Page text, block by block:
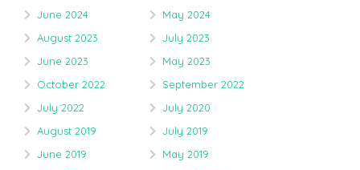
June 2024
May 2024
August 2023
July 2023
June 2023
May 2023
October 2022
September 2022
July 2022
July 2020
August 2019
July 2019
June 2019
May 2019